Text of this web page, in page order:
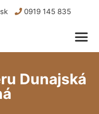
0919 145 835
Dunajská